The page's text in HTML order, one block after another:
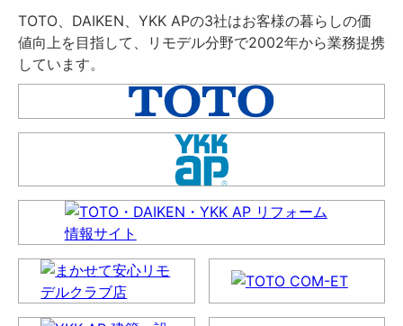
TOTO、DAIKEN、YKK APの3社はお客様の暮らしの価
値向上を目指して、リモデル分野で2002年から業務提携
しています。